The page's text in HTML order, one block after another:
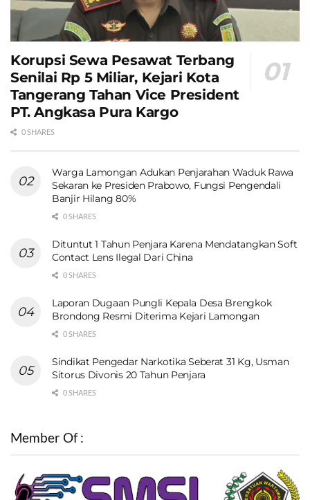
Korupsi Sewa Pesawat Terbang
Senilai Rp 5 Miliar, Kejari Kota
Tangerang Tahan Vice President
PT. Angkasa Pura Kargo
0 SHARES
Warga Lamongan Adukan Penjarahan Waduk Rawa
Sekaran ke Presiden Prabowo, Fungsi Pengendali
Banjir Hilang 80%
0 SHARES
Dituntut 1 Tahun Penjara Karena Mendatangkan Soft
Contact Lens Ilegal Dari China
0 SHARES
Laporan Dugaan Pungli Kepala Desa Brengkok
Brondong Resmi Diterima Kejari Lamongan
0 SHARES
Sindikat Pengedar Narkotika Seberat 31 Kg, Usman
Sitorus Divonis 20 Tahun Penjara
0 SHARES
Member Of :